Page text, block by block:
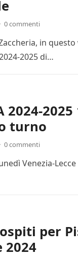
· 0 commenti
in
2025 di…
turno
· 0 commenti
Venezia-
per
2024